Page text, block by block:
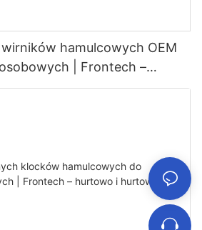
hamulcowych OEM
| Frontech –